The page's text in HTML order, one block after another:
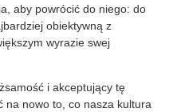
aby powrócić do niego: do
obiektywną z
wyrazie swej
i akceptujący tę
na nowo to, co nasza kultura